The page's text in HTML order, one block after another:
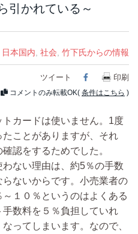
引かれている～
日本国内, 社会, 竹下氏からの情報
ツイート Facebook
印刷
コメントのみ転載OK( 条件はこちら )
カードは使いません。1度
ことがありますが、それ
認をするためでした。
ない理由は、約5％の手数
ないからです。小売業者の
１０％というのはよくある
数料を５％負担していれ
ってしまいます。なので、